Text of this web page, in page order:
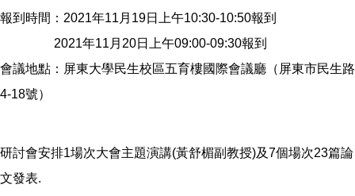
報到時間：2021年11月19日上午10:30-10:50報到
2021年11月20日上午09:00-09:30報到
會議地點：屏東大學民生校區五育樓國際會議廳（屏東市民生路
4-18號）
研討會安排1場次大會主題演講(黃舒楣副教授)及7個場次23篇論
文發表.